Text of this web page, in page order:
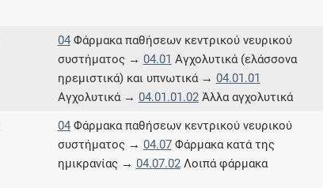
04Φάρμακα παθήσεων κεντρικού νευρικού
συστήματος → 04.01 Αγχολυτικά (ελάσσονα
ηρεμιστικά) και υπνωτικά → 04.01.01
Αγχολυτικά → 04.01.01.02Άλλα αγχολυτικά
04Φάρμακα παθήσεων κεντρικού νευρικού
συστήματος → 04.07Φάρμακα κατά της
ημικρανίας → 04.07.02Λοιπά φάρμακα